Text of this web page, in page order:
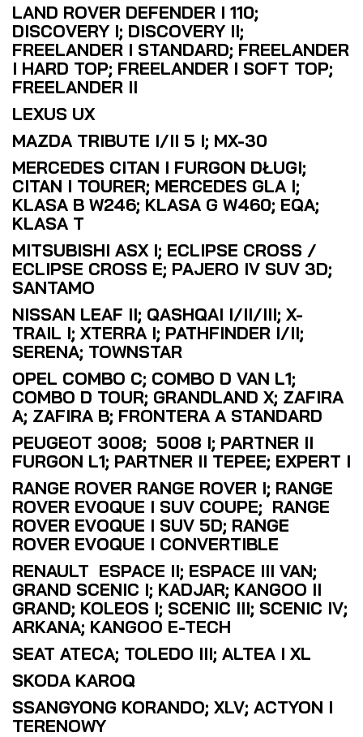
LAND ROVER DEFENDER I 110;
DISCOVERY I; DISCOVERY II;
FREELANDER I STANDARD; FREELANDER
I HARD TOP; FREELANDER I SOFT TOP;
FREELANDER II
LEXUS UX
MAZDA TRIBUTE I/II 5 I; MX-30
MERCEDES CITAN I FURGON DŁUGI;
CITAN I TOURER; MERCEDES GLA I;
KLASA B W246; KLASA G W460; EQA;
KLASA T
MITSUBISHI ASX I; ECLIPSE CROSS /
ECLIPSE CROSS E; PAJERO IV SUV 3D;
SANTAMO
NISSAN LEAF II; QASHQAI I/II/III; X-
TRAIL I; XTERRA I; PATHFINDER I/II;
SERENA; TOWNSTAR
OPEL COMBO C; COMBO D VAN L1;
COMBO D TOUR; GRANDLAND X; ZAFIRA
A; ZAFIRA B; FRONTERA A STANDARD
PEUGEOT 3008; 5008 I; PARTNER II
FURGON L1; PARTNER II TEPEE; EXPERT I
RANGE ROVER RANGE ROVER I; RANGE
ROVER EVOQUE I SUV COUPE; RANGE
ROVER EVOQUE I SUV 5D; RANGE
ROVER EVOQUE I CONVERTIBLE
RENAULT ESPACE II; ESPACE III VAN;
GRAND SCENIC I; KADJAR; KANGOO II
GRAND; KOLEOS I; SCENIC III; SCENIC IV;
ARKANA; KANGOO E-TECH
SEAT ATECA; TOLEDO III; ALTEA I XL
SKODA KAROQ
SSANGYONG KORANDO; XLV; ACTYON I
TERENOWY